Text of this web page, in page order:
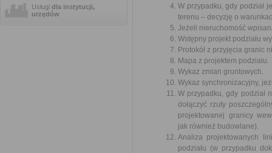
Usługi dla instytucji,
urzędów
W przypadku, gdy podział
terenu – decyzję o
Jeżeli nieruchomość
Wstępny projekt podziału
Protokół z przyjęcia granic
Mapa z projektem podziału.
Wykaz zmian gruntowych.
Wykaz synchronizacyjny,
W przypadku, gdy podział
dołączyć rzuty
projektowanej granicy
jak również budowlane).
Analiza projektowanych
podziału (w przypadku